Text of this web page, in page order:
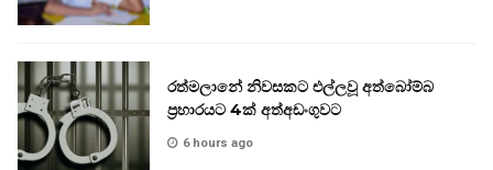
රත්මලානේ නිවසකට එල්ලවූ අත්බෝම්බ
ප්‍රහාරයට 4ක් අත්අඩංගුවට
6 hours ago